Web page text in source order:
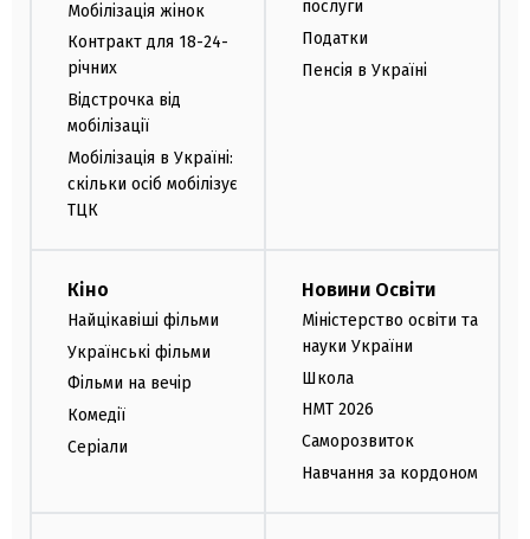
Мобілізація жінок
Контракт для 18-24-
річних
Відстрочка від
мобілізації
Мобілізація в Україні:
скільки осіб мобілізує
ТЦК
послуги
Податки
Пенсія в Україні
Кіно
Найцікавіші фільми
Українські фільми
Фільми на вечір
Комедії
Серіали
Новини Освіти
Міністерство освіти та
науки України
Школа
НМТ 2026
Саморозвиток
Навчання за кордоном